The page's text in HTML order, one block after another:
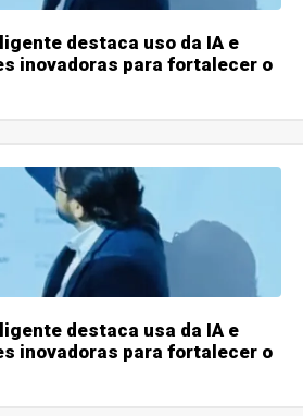
destaca uso da IA e
inovadoras para fortalecer o
destaca usa da IA e
inovadoras para fortalecer o